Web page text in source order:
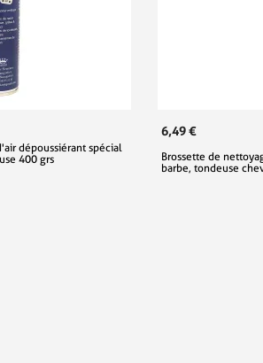
dépoussiérant spécial
400 grs
6,49 €
Brossette de
barbe, tondeuse